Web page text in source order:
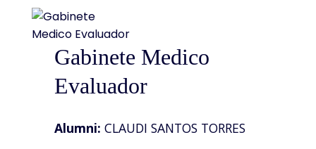
Gabinete Medico
Evaluador
Alumni: CLAUDI SANTOS TORRES